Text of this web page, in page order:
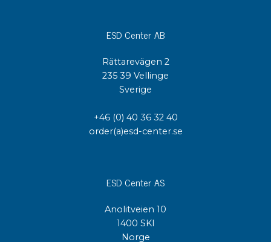
ESD Center AB
Rättarevägen 2
235 39 Vellinge
Sverige
+46 (0) 40 36 32 40
order(a)esd-center.se
ESD Center AS
Anolitveien 10
1400 SKI
Norge